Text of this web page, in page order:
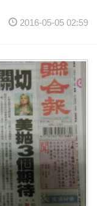
2016-05-05 02:59